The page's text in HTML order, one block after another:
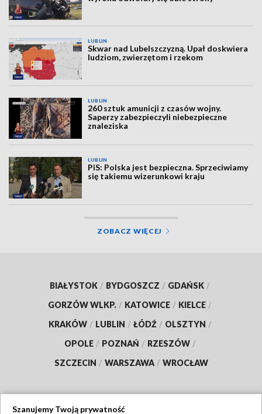
LUBLIN
Skwar nad Lubelszczyzną. Upał doskwiera
ludziom, zwierzętom i rzekom
LUBLIN
260 sztuk amunicji z czasów wojny.
Saperzy zabezpieczyli niebezpieczne
znaleziska
LUBLIN
PiS: Polska jest bezpieczna. Sprzeciwiamy
się takiemu wizerunkowi kraju
ZOBACZ WIĘCEJ
BIAŁYSTOK / BYDGOSZCZ / GDAŃSK /
GORZÓW WLKP. / KATOWICE / KIELCE /
KRAKÓW / LUBLIN / ŁÓDŹ / OLSZTYN /
OPOLE / POZNAŃ / RZESZÓW /
SZCZECIN / WARSZAWA / WROCŁAW
Szanujemy Twoją prywatność